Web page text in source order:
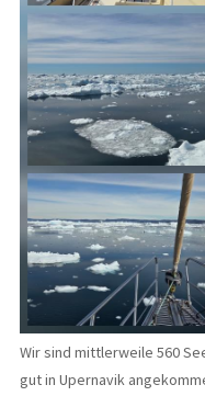
Wir sind mittlerweile 560
gut in Upernavik